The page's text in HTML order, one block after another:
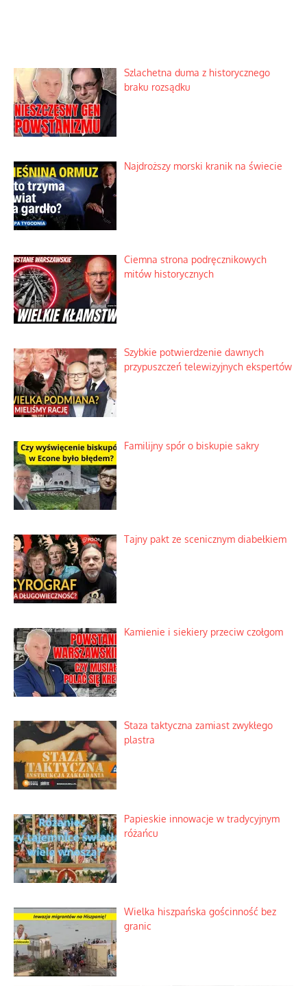
Szlachetna duma z historycznego
braku rozsądku
Najdroższy morski kranik na świecie
Ciemna strona podręcznikowych
mitów historycznych
Szybkie potwierdzenie dawnych
przypuszczeń telewizyjnych ekspertów
Familijny spór o biskupie sakry
Tajny pakt ze scenicznym diabełkiem
Kamienie i siekiery przeciw czołgom
Staza taktyczna zamiast zwykłego
plastra
Papieskie innowacje w tradycyjnym
różańcu
Wielka hiszpańska gościnność bez
granic